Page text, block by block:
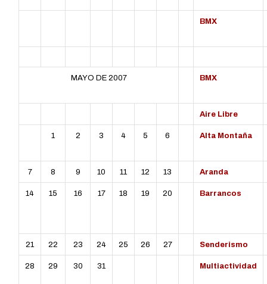
BMX
MAYO DE 2007 BMX
Aire Libre
1 2 3 4 5 6 Alta Montaña
7 8 9 10 11 12 13 Aranda
14 15 16 17 18 19 20 Barrancos
21 22 23 24 25 26 27 Senderismo
28 29 30 31 Multiactividad